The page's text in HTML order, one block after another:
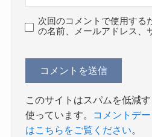
次回のコメントで使用する
の名前、メールアドレス、
このサイトはスパムを低減
使っています。
コメントデ
はこちらをご覧ください。